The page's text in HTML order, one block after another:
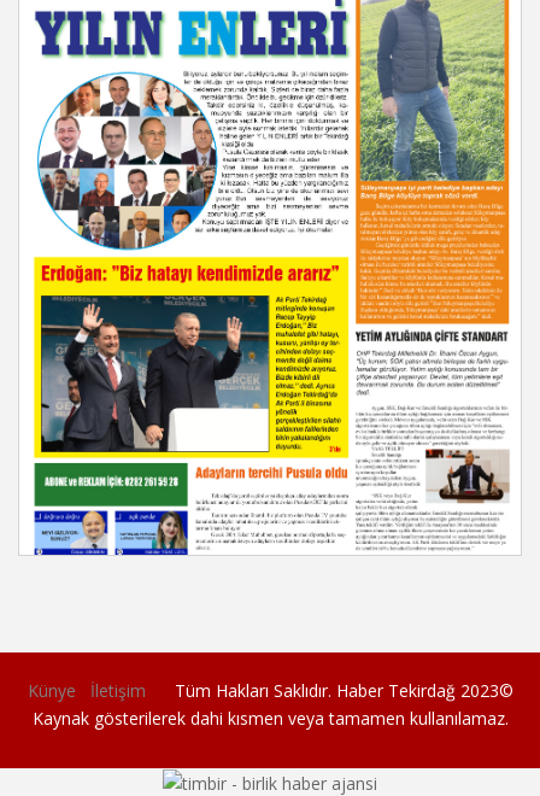
Künye İletişim Tüm Hakları Saklıdır. Haber Tekirdağ 2023©
Kaynak gösterilerek dahi kısmen veya tamamen kullanılamaz.